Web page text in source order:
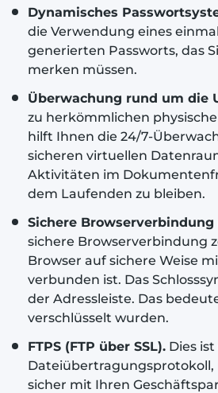
Dynamisches
die Verwendung eines
generierten Passworts, das
merken müssen.
Überwachung rund um die
zu herkömmlichen
hilft Ihnen die 24/7-
sicheren virtuellen
Aktivitäten im
dem Laufenden zu bleiben.
Sichere
sichere Browserverbindung
Browser auf sichere Weise
verbunden ist. Das
der Adressleiste. Das
verschlüsselt wurden.
FTPS (FTP über SSL). Dies
Dateiübertragungsprotokoll,
sicher mit Ihren